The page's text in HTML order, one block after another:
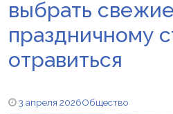
выбрать
праздничному
отравиться
3 апреля 2026Общество